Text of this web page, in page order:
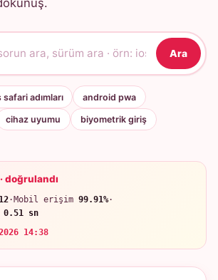
Ara
safari adımları android pwa
cihaz uyumu biyometrik giriş
doğrulandı
·Mobil erişim 99.91%·
0.51 sn
14:38